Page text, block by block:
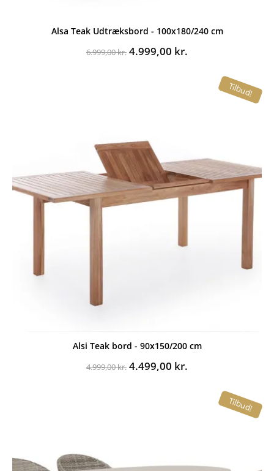
Alsa Teak Udtræksbord - 100x180/240 cm
6.999,00kr. Den
4.999,00 kr.
4.999,00 kr..
Tilbud!
Alsi Teak bord - 90x150/200 cm
4.999,00kr. Den
4.499,00 kr.
4.499,00 kr..
Tilbud!